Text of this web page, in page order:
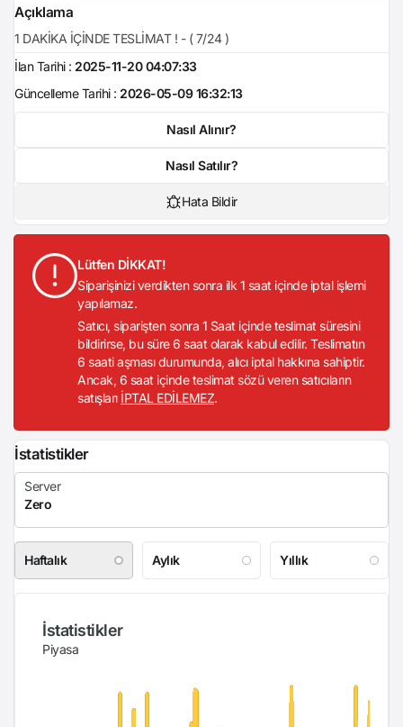
Açıklama
1 DAKİKA İÇİNDE TESLİMAT ! - ( 7/24 )
İlan Tarihi : 2025-11-20 04:07:33
Güncelleme Tarihi : 2026-05-09 16:32:13
Nasıl Alınır?
Nasıl Satılır?
Hata Bildir
Lütfen DİKKAT!
Siparişinizi verdikten sonra ilk 1 saat içinde iptal işlemi
yapılamaz.
Satıcı, siparişten sonra 1 Saat içinde teslimat süresini
bildirirse, bu süre 6 saat olarak kabul edilir. Teslimatın
6 saati aşması durumunda, alıcı iptal hakkına sahiptir.
Ancak, 6 saat içinde teslimat sözü veren satıcıların
satışları İPTAL EDİLEMEZ.
İstatistikler
Haftalık Aylık Yıllık
İstatistikler
Piyasa